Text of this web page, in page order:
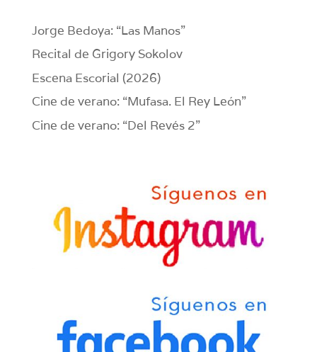
Jorge Bedoya: “Las Manos”
Recital de Grigory Sokolov
Escena Escorial (2026)
Cine de verano: “Mufasa. El Rey León”
Cine de verano: “Del Revés 2”